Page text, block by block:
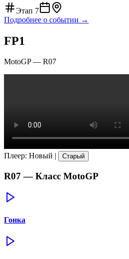
Этап 7
Подробнее о событии →
FP1
MotoGP— R07
Плеер: Новый | Старый
R07 — Класс MotoGP
Гонка